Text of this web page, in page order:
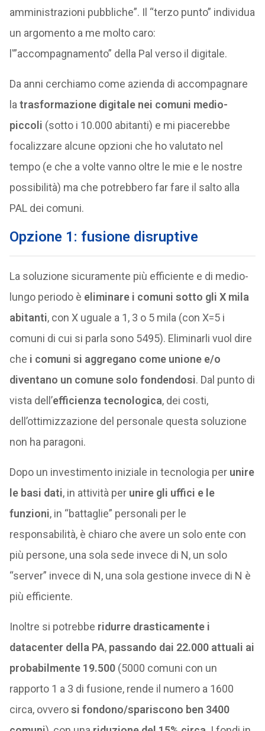
amministrazioni pubbliche”. Il “terzo punto” individua
un argomento a me molto caro:
l'”accompagnamento” della Pal verso il digitale.
Da anni cerchiamo come azienda di accompagnare
la trasformazione digitale nei comuni medio-
piccoli (sotto i 10.000 abitanti) e mi piacerebbe
focalizzare alcune opzioni che ho valutato nel
tempo (e che a volte vanno oltre le mie e le nostre
possibilità) ma che potrebbero far fare il salto alla
PAL dei comuni.
Opzione 1: fusione disruptive
La soluzione sicuramente più efficiente e di medio-
lungo periodo è eliminare i comuni sotto gli X mila
abitanti, con X uguale a 1, 3 o 5 mila (con X=5 i
comuni di cui si parla sono 5495). Eliminarli vuol dire
che i comuni si aggregano come unione e/o
diventano un comune solo fondendosi. Dal punto di
vista dell’efficienza tecnologica, dei costi,
dell’ottimizzazione del personale questa soluzione
non ha paragoni.
Dopo un investimento iniziale in tecnologia per unire
le basi dati, in attività per unire gli uffici e le
funzioni, in “battaglie” personali per le
responsabilità, è chiaro che avere un solo ente con
più persone, una sola sede invece di N, un solo
“server” invece di N, una sola gestione invece di N è
più efficiente.
Inoltre si potrebbe ridurre drasticamente i
datacenter della PA,passando dai 22.000 attuali ai
probabilmente 19.500(5000 comuni con un
rapporto 1 a 3 di fusione, rende il numero a 1600
circa, ovverosi fondono/spariscono ben 3400